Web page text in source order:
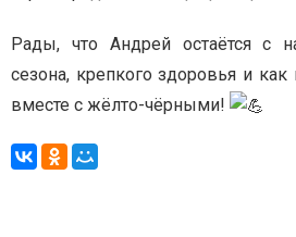
Рады, что Андрей остаётся с
сезона, крепкого здоровья и
вместе с жёлто-чёрными!